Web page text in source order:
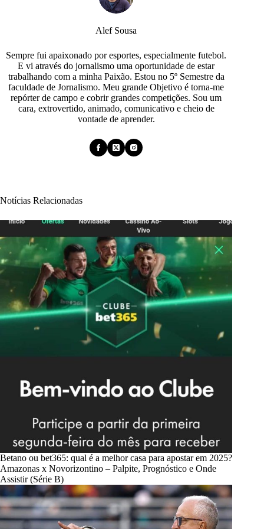
Alef Sousa
Sempre fui apaixonado por esportes, especialmente futebol.
E vi através do jornalismo uma oportunidade de estar
trabalhando com a minha Paixão. Estou no 5º Semestre da
faculdade de Jornalismo. Meu grande Objetivo é torna-me
repórter de campo e cobrir grandes competições. Sou um
cara, extrovertido, animado, comunicativo e cheio de
vontade de aprender.
Notícias Relacionadas
Betano ou bet365: qual é a melhor casa para apostar em 2025?
Amazonas x Novorizontino – Palpite, Prognóstico e Onde
Assistir (Série B)